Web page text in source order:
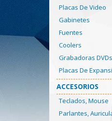
Placas De Video
Gabinetes
Fuentes
Coolers
Grabadoras DVDs
Placas De
ACCESORIOS
Teclados, Mouse
Parlantes,